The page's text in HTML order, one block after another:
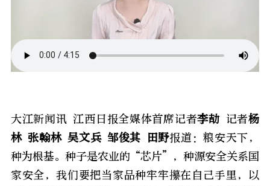
大江新闻讯 江西日报全媒体首席记者李劼记者杨
林 张翰林 吴文兵 邹俊其 田野报道：粮安天下，
种为根基。种子是农业的“芯片”，种源安全关系国
家安全，我们要把当家品种牢牢攥在自己手里，以